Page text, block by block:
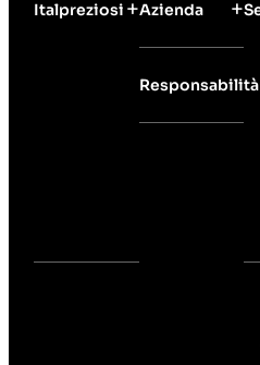
Italpreziosi Azienda
Responsabilità